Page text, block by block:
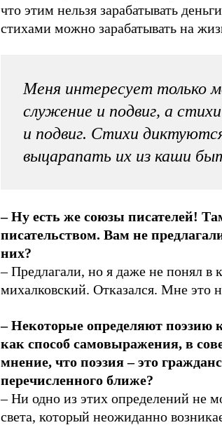
что этим нельзя зарабатывать
стихами можно зарабатывать на
Меня интересует только
служение и подвиг, а
и подвиг. Стихи
выцарапать их из каши
– Ну есть же союзы писателей!
писательством. Вам не
них?
– Предлагали, но я даже не понял в
михалковский. Отказался. Мне это
– Некоторые определяют поэзию
как способ самовыражения, в
мнение, что поэзия – это
перечисленного ближе?
– Ни одно из этих определений не
света, который неожиданно